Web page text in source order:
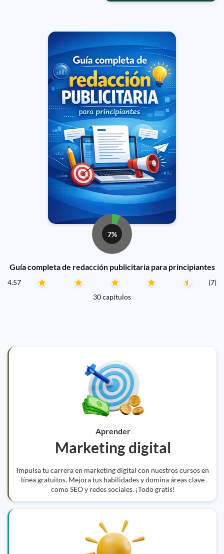
7%
Guía completa de redacción publicitaria para principiantes
4.57
(7)
30 capítulos
Aprender
Marketing digital
Impulsa tu carrera en marketing digital con nuestros cursos en
línea gratuitos. Mejora tus habilidades y domina áreas clave
como SEO y redes sociales. ¡Todo gratis!